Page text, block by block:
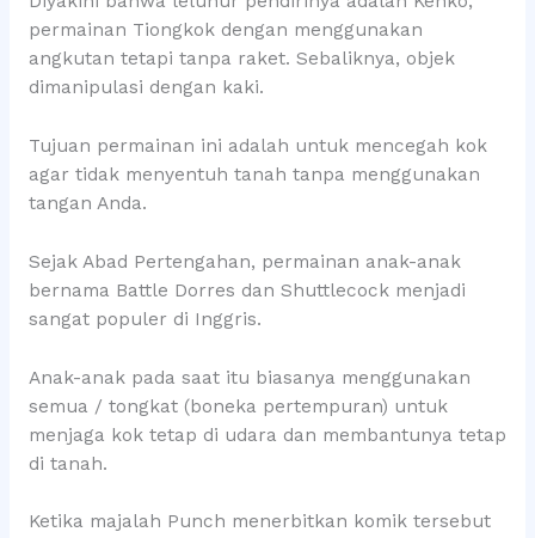
permainan Tiongkok dengan menggunakan
angkutan tetapi tanpa raket. Sebaliknya, objek
dimanipulasi dengan kaki.
Tujuan permainan ini adalah untuk mencegah kok
agar tidak menyentuh tanah tanpa menggunakan
tangan Anda.
Sejak Abad Pertengahan, permainan anak-anak
bernama Battle Dorres dan Shuttlecock menjadi
sangat populer di Inggris.
Anak-anak pada saat itu biasanya menggunakan
semua / tongkat (boneka pertempuran) untuk
menjaga kok tetap di udara dan membantunya tetap
di tanah.
Ketika majalah Punch menerbitkan komik tersebut